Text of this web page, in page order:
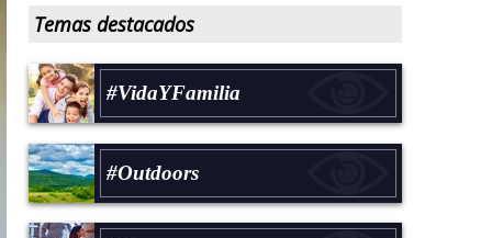
Temas destacados
#VidaYFamilia
#Outdoors